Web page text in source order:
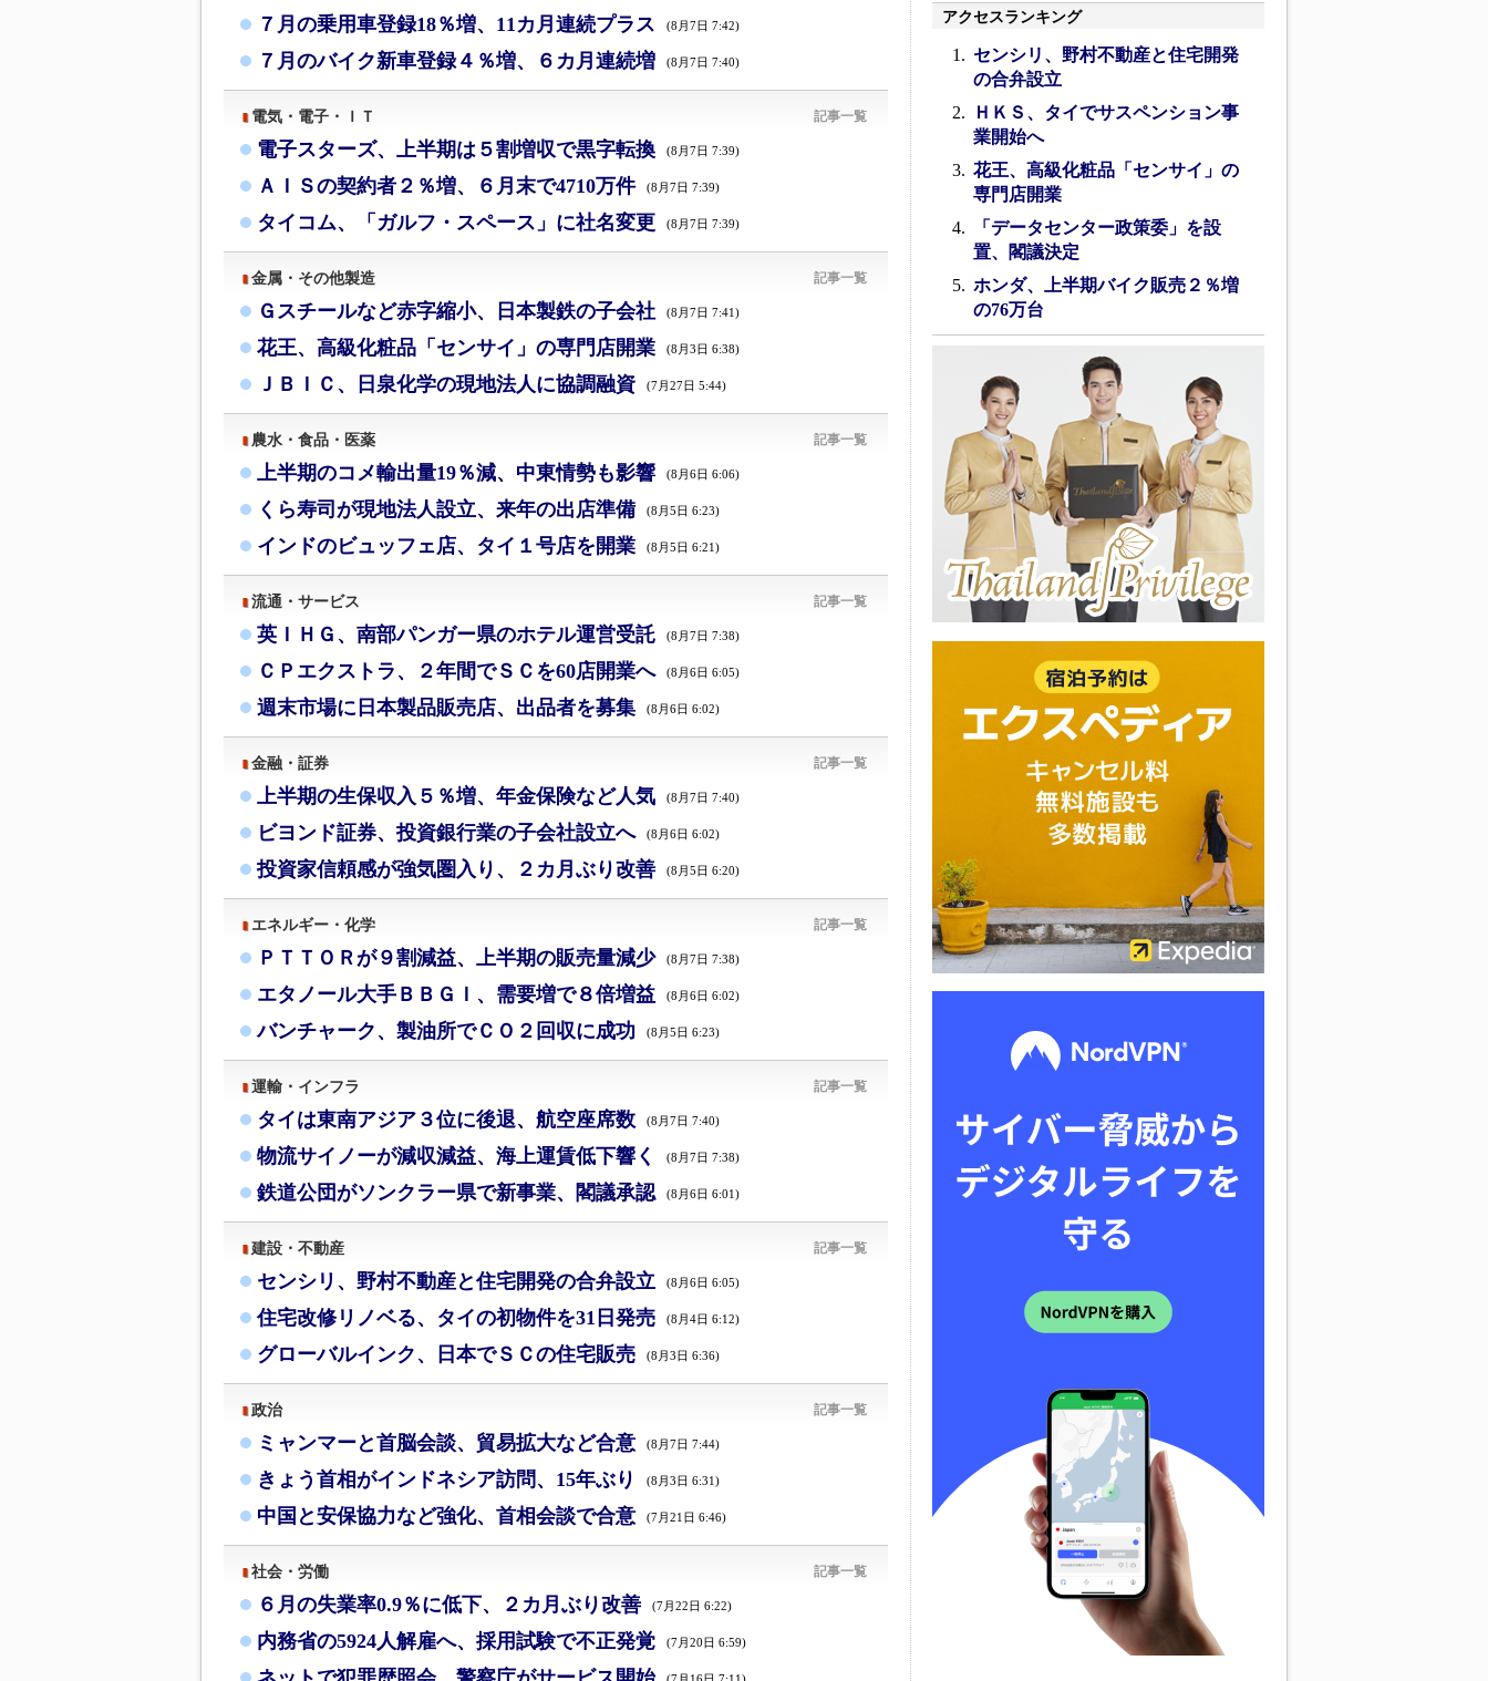
７月の乗用車登録18％増、11カ月連続プラス (8月7日 7:42)
７月のバイク新車登録４％増、６カ月連続増 (8月7日 7:40)
電気・電子・ＩＴ 記事一覧
電子スターズ、上半期は５割増収で黒字転換 (8月7日 7:39)
ＡＩＳの契約者２％増、６月末で4710万件 (8月7日 7:39)
タイコム、「ガルフ・スペース」に社名変更 (8月7日 7:39)
金属・その他製造 記事一覧
Ｇスチールなど赤字縮小、日本製鉄の子会社 (8月7日 7:41)
花王、高級化粧品「センサイ」の専門店開業 (8月3日 6:38)
ＪＢＩＣ、日泉化学の現地法人に協調融資 (7月27日 5:44)
農水・食品・医薬 記事一覧
上半期のコメ輸出量19％減、中東情勢も影響 (8月6日 6:06)
くら寿司が現地法人設立、来年の出店準備 (8月5日 6:23)
インドのビュッフェ店、タイ１号店を開業 (8月5日 6:21)
流通・サービス 記事一覧
英ＩＨＧ、南部パンガー県のホテル運営受託 (8月7日 7:38)
ＣＰエクストラ、２年間でＳＣを60店開業へ (8月6日 6:05)
週末市場に日本製品販売店、出品者を募集 (8月6日 6:02)
金融・証券 記事一覧
上半期の生保収入５％増、年金保険など人気 (8月7日 7:40)
ビヨンド証券、投資銀行業の子会社設立へ (8月6日 6:02)
投資家信頼感が強気圏入り、２カ月ぶり改善 (8月5日 6:20)
エネルギー・化学 記事一覧
ＰＴＴＯＲが９割減益、上半期の販売量減少 (8月7日 7:38)
エタノール大手ＢＢＧＩ、需要増で８倍増益 (8月6日 6:02)
バンチャーク、製油所でＣＯ２回収に成功 (8月5日 6:23)
運輸・インフラ 記事一覧
タイは東南アジア３位に後退、航空座席数 (8月7日 7:40)
物流サイノーが減収減益、海上運賃低下響く (8月7日 7:38)
鉄道公団がソンクラー県で新事業、閣議承認 (8月6日 6:01)
建設・不動産 記事一覧
センシリ、野村不動産と住宅開発の合弁設立 (8月6日 6:05)
住宅改修リノベる、タイの初物件を31日発売 (8月4日 6:12)
グローバルインク、日本でＳＣの住宅販売 (8月3日 6:36)
政治 記事一覧
ミャンマーと首脳会談、貿易拡大など合意 (8月7日 7:44)
きょう首相がインドネシア訪問、15年ぶり (8月3日 6:31)
中国と安保協力など強化、首相会談で合意 (7月21日 6:46)
社会・労働 記事一覧
６月の失業率0.9％に低下、２カ月ぶり改善 (7月22日 6:22)
内務省の5924人解雇へ、採用試験で不正発覚 (7月20日 6:59)
アクセスランキング
センシリ、野村不動産と住宅開発
の合弁設立
ＨＫＳ、タイでサスペンション事
業開始へ
花王、高級化粧品「センサイ」の
専門店開業
「データセンター政策委」を設
置、閣議決定
ホンダ、上半期バイク販売２％増
の76万台